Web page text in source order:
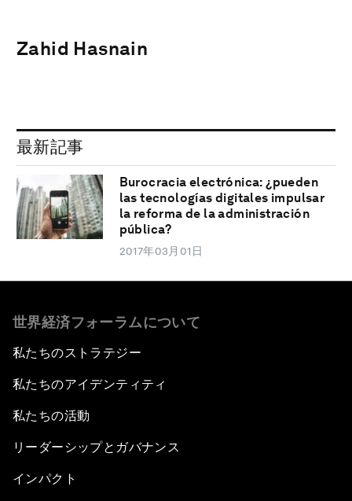
Zahid Hasnain
最新記事
Burocracia electrónica: ¿pueden
las tecnologías digitales impulsar
la reforma de la administración
pública?
2017年03月01日
世界経済フォーラムについて
私たちのストラテジー
私たちのアイデンティティ
私たちの活動
リーダーシップとガバナンス
インパクト